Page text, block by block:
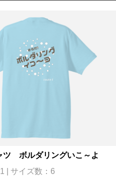
ツ ボルダリングいこ～よ
| サイズ数：6